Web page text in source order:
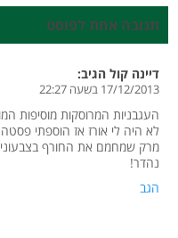
תגובה אחת לפוסט
דיינה קול הגיב:
17/12/2013 בשעה 22:27
העגבניות המרוסקות מוסיפות
לא היה לי אורז אז הוספתי
מרק שמחמם את החורף
נהדר!
הגב